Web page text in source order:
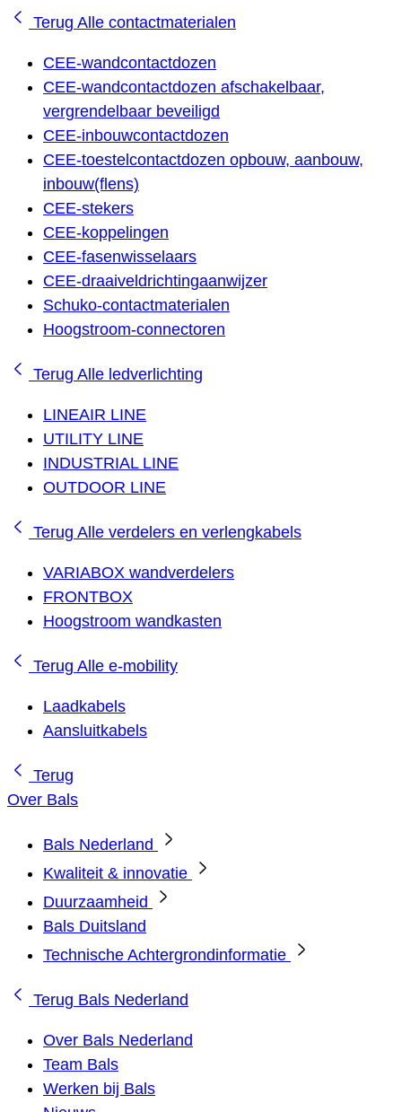
Terug Alle contactmaterialen
CEE-wandcontactdozen
CEE-wandcontactdozen afschakelbaar,
vergrendelbaar beveiligd
CEE-inbouwcontactdozen
CEE-toestelcontactdozen opbouw, aanbouw,
inbouw(flens)
CEE-stekers
CEE-koppelingen
CEE-fasenwisselaars
CEE-draaiveldrichtingaanwijzer
Schuko-contactmaterialen
Hoogstroom-connectoren
Terug Alle ledverlichting
LINEAIR LINE
UTILITY LINE
INDUSTRIAL LINE
OUTDOOR LINE
Terug Alle verdelers en verlengkabels
VARIABOX wandverdelers
FRONTBOX
Hoogstroom wandkasten
Terug Alle e-mobility
Laadkabels
Aansluitkabels
Terug
Over Bals
Bals Nederland
Kwaliteit & innovatie
Duurzaamheid
Bals Duitsland
Technische Achtergrondinformatie
Terug Bals Nederland
Over Bals Nederland
Team Bals
Werken bij Bals